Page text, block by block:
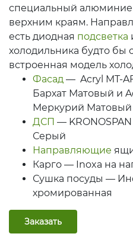
специальный
верхним краям.
есть диодная подсветка
холодильника будто бы
встроенная модель
Фасад — Acryl MT-
Бархат Матовый и
Меркурий Матовый
ДСП —
Серый
Направляющие
Карго — Inoxa на
Сушка посуды —
хромированная
Заказать